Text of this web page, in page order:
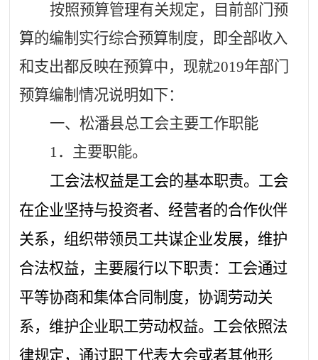
按照预算管理有关规定，目前部门预
算的编制实行综合预算制度，即全部收入
和支出都反映在预算中，现就2019年部门
预算编制情况说明如下：
一、 松潘县总工会主要工作职能
1．主要职能。
工会法权益是工会的基本职责。工会
在企业坚持与投资者、经营者的合作伙伴
关系，组织带领员工共谋企业发展，维护
合法权益，主要履行以下职责：工会通过
平等协商和集体合同制度，协调劳动关
系，维护企业职工劳动权益。工会依照法
律规定，通过职工代表大会或者其他形